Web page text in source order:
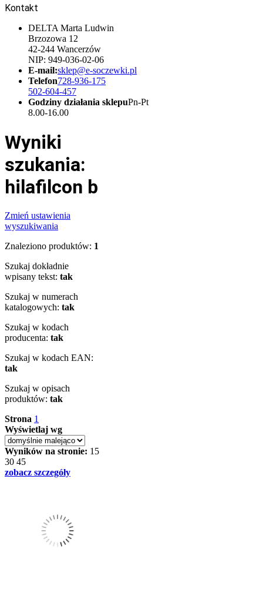
Kontakt
DELTA Marta Ludwin
Brzozowa 12
42-244 Wancerzów
NIP: 949-036-02-06
E-mail:sklep@e-soczewki.pl
Telefon728-936-175
502-604-457
Godziny działania sklepuPn-Pt
8.00-16.00
Wyniki
szukania:
hilafilcon b
Zmień ustawienia
wyszukiwania
Znaleziono produktów: 1
Szukaj dokładnie
wpisany tekst: tak
Szukaj w numerach
katalogowych: tak
Szukaj w kodach
producenta: tak
Szukaj w kodach EAN:
tak
Szukaj w opisach
produktów: tak
Strona 1
Wyświetlaj wg
Wyników na stronie: 15
30 45
zobacz szczegóły